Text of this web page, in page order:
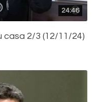
24:46
casa 2/3 (12/11/24)